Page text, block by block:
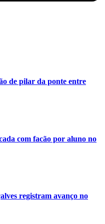
de pilar da ponte entre
com facão por aluno no
registram avanço no